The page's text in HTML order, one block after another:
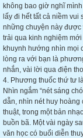
không bao giờ nghĩ
lấy đi hết tất cả niềm
những chuyện này được
trải qua kinh nghiệm
khuynh hướng nhìn mọi
lòng ra với bạn là
nhắn, vài lời qua điện
4. Phương thuốc thứ tư
Nhìn ngắm “nét sáng
dẫn, nhìn nét huy hoàng
thuật, trong một bản
buồn bã. Một vài ngày
văn học có buổi diễn